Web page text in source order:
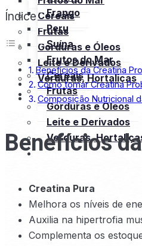
Cereais
Frutas
Gorduras e Óleos
Leite e Derivados
Verduras, Hortaliças
Bula
Frango
Peru
Suína
Frutos do Mar
Cereais
Frutas
Gorduras e Óleos
Leite e Derivados
Verduras,
Bula
Índice
Benefícios da Creatina
Como tomar Creatina
Composição Nutricional
Benefícios
Creatina Pura
Melhora os níveis de
Auxilia na hipertrofia
Complementa os